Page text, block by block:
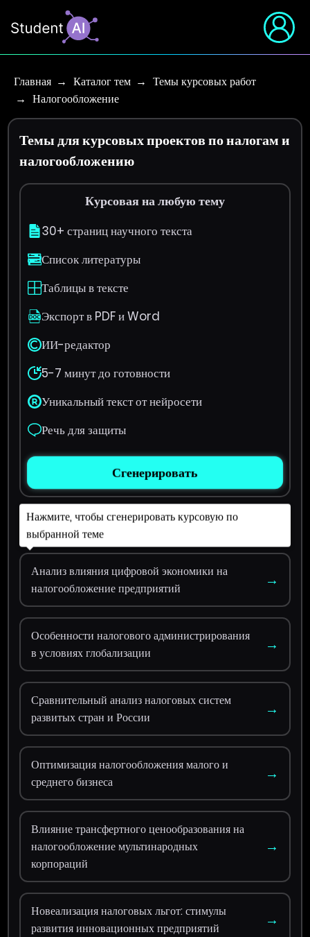
Главная Каталог тем
Темы курсовых работ
Налогообложение
Темы для курсовых проектов по налогам и
налогообложению
Курсовая на любую тему
30+ страниц научного текста
Список литературы
Таблицы в тексте
Экспорт в PDF и Word
ИИ-редактор
5-7 минут до готовности
Уникальный текст от нейросети
Речь для защиты
Сгенерировать
Нажмите, чтобы сгенерировать курсовую по
выбранной теме
Анализ влияния цифровой экономики на
налогообложение предприятий
→
Особенности налогового администрирования
в условиях глобализации
→
Сравнительный анализ налоговых систем
развитых стран и России
→
Оптимизация налогообложения малого и
среднего бизнеса
→
Влияние трансфертного ценообразования на
налогообложение мультинародных
корпораций
→
Новеализация налоговых льгот: стимулы
развития инновационных предприятий
→